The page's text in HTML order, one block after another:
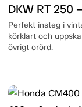
DKW RT 250
Perfekt insteg i
körklart och
övrigt orörd.